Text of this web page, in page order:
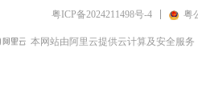
粤ICP备2024211498号-4 粤
本网站由阿里云提供云计算及安全服务